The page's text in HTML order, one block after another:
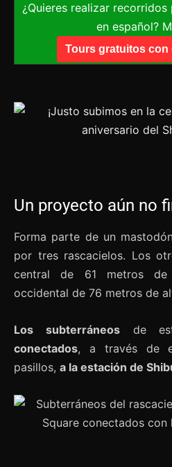
¿Quieres realizar
en español?
Tours gratuitos con
Un proyecto aún no
Forma parte de un
por tres rascacielos. Los
central de 61 metros
occidental de 76 metros de
Los subterráneosde
conectados, a través de
pasillos, a la estación de